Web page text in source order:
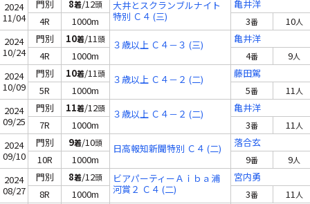
2024
11/04
門別 8着/12頭
大井とスクランブルナイト
特別 Ｃ４ (三)
亀井洋
4R
1000m 3番 10人
2024
10/24
門別 10着/11頭 ３歳以上 Ｃ４－３ (三)
亀井洋
4R
1000m 4番 9人
2024
10/09
門別 10着/11頭 ３歳以上 Ｃ４－２ (二)
藤田駕
5R
1000m 5番 11人
2024
09/25
門別 11着/12頭 ３歳以上 Ｃ４－２ (二)
亀井洋
7R
1000m 3番 11人
2024
09/10
門別 9着/10頭 日高報知新聞特別 Ｃ４ (二)
落合玄
10R
1000m 9番 9人
2024
08/27
門別 8着/12頭
ビアパーティーＡｉｂａ浦
河賞２ Ｃ４ (二)
宮内勇
8R
1000m 3番 11人